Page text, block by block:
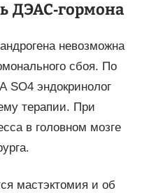
ДЭАС-гормона
невозможна
сбоя. По
SO4 эндокринолог
терапии. При
в головном мозге
мастэктомия и об